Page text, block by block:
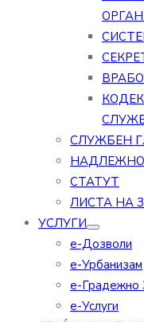
СЛУЖБЕН
СТАТУТ
ЛИСТА НА
УСЛУГИ
е-Дозволи
е-Урбанизам
е-Градежно
е-Услуги